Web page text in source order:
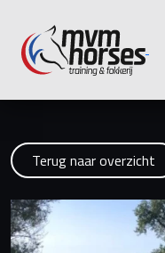
Terug naar overzicht